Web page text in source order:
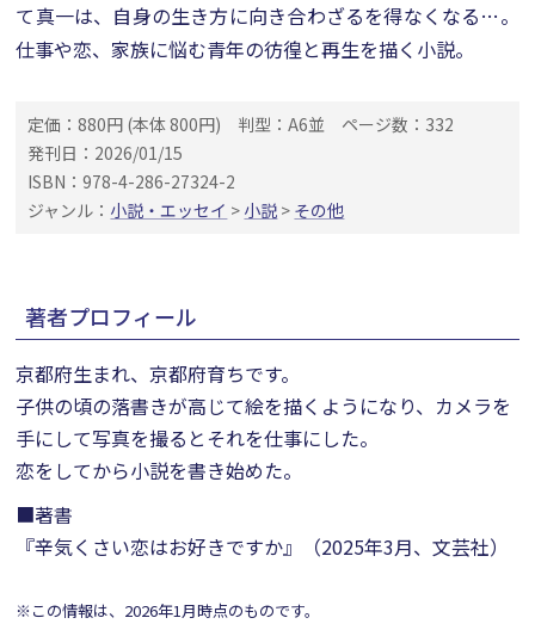
て真一は、自身の生き方に向き合わざるを得なくなる…。
仕事や恋、家族に悩む青年の彷徨と再生を描く小説。
定価：880円 (本体 800円) 判型：A6並
ページ数：332
発刊日：2026/01/15
ISBN：978-4-286-27324-2
ジャンル： 小説・エッセイ > 小説 > その他
著者プロフィール
京都府生まれ、京都府育ちです。
子供の頃の落書きが高じて絵を描くようになり、カメラを
手にして写真を撮るとそれを仕事にした。
恋をしてから小説を書き始めた。
■著書
『辛気くさい恋はお好きですか』（2025年3月、文芸社）
※この情報は、2026年1月時点のものです。